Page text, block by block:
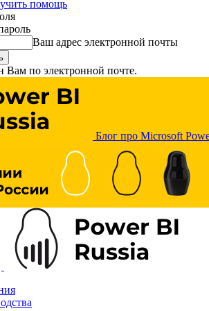
помощь
Ваш адрес электронной почты
Вам по электронной почте.
Блог про Microsoft